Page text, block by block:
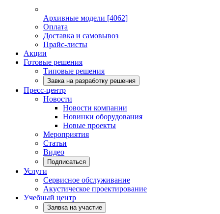
Архивные модели [4062]
Оплата
Доставка и самовывоз
Прайс-листы
Акции
Готовые решения
Типовые решения
Завка на разработку решения
Пресс-центр
Новости
Новости компании
Новинки оборудования
Новые проекты
Мероприятия
Статьи
Видео
Подписаться
Услуги
Сервисное обслуживание
Акустическое проектирование
Учебный центр
Заявка на участие